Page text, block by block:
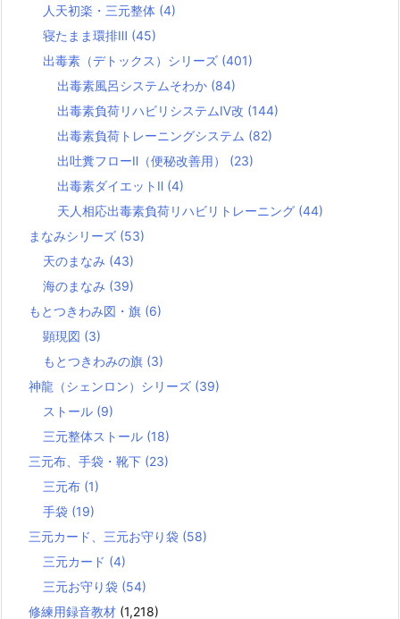
人天初楽・三元整体 (4)
寝たまま環排Ⅲ (45)
出毒素（デトックス）シリーズ (401)
出毒素風呂システムそわか (84)
出毒素負荷リハビリシステムⅣ改 (144)
出毒素負荷トレーニングシステム (82)
出吐糞フローⅡ（便秘改善用） (23)
出毒素ダイエットⅡ (4)
天人相応出毒素負荷リハビリトレーニング (44)
まなみシリーズ (53)
天のまなみ (43)
海のまなみ (39)
もとつきわみ図・旗 (6)
顕現図 (3)
もとつきわみの旗 (3)
神龍（シェンロン）シリーズ (39)
ストール (9)
三元整体ストール (18)
三元布、手袋・靴下 (23)
三元布 (1)
手袋 (19)
三元カード、三元お守り袋 (58)
三元カード (4)
三元お守り袋 (54)
修練用録音教材 (1,218)